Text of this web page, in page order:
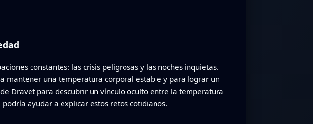
constantes: las crisis peligrosas y las noches inquietas.
mantener una temperatura corporal estable y para lograr un
Dravet para descubrir un vínculo oculto entre la temperatura
ayudar a explicar estos retos cotidianos.